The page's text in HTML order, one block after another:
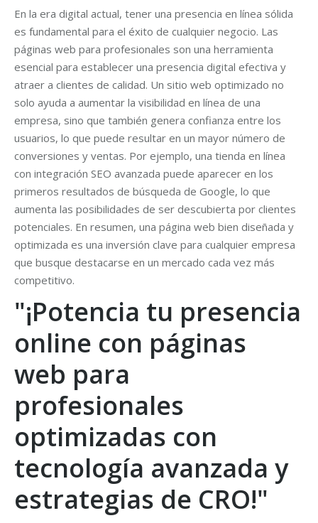
En la era digital actual, tener una presencia en línea sólida
es fundamental para el éxito de cualquier negocio. Las
páginas web para profesionales son una herramienta
esencial para establecer una presencia digital efectiva y
atraer a clientes de calidad. Un sitio web optimizado no
solo ayuda a aumentar la visibilidad en línea de una
empresa, sino que también genera confianza entre los
usuarios, lo que puede resultar en un mayor número de
conversiones y ventas. Por ejemplo, una tienda en línea
con integración SEO avanzada puede aparecer en los
primeros resultados de búsqueda de Google, lo que
aumenta las posibilidades de ser descubierta por clientes
potenciales. En resumen, una página web bien diseñada y
optimizada es una inversión clave para cualquier empresa
que busque destacarse en un mercado cada vez más
competitivo.
"¡Potencia tu presencia
online con páginas
web para
profesionales
optimizadas con
tecnología avanzada y
estrategias de CRO!"